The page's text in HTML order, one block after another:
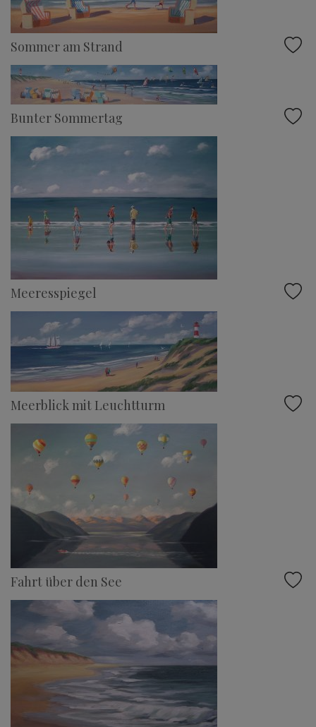
Sommer am Strand
Bunter Sommertag
Meeresspiegel
Meerblick mit Leuchtturm
Fahrt über den See